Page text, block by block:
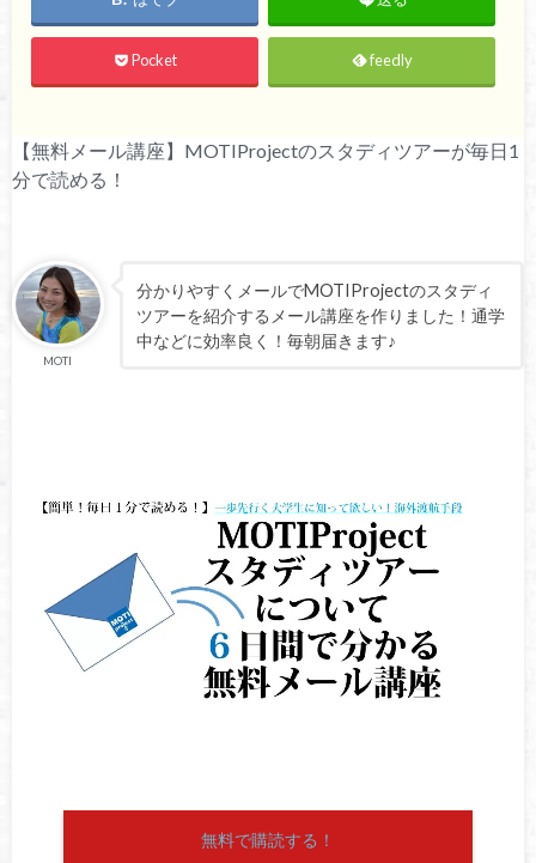
Pocket feedly
【無料メール講座】MOTIProjectのスタディツアーが毎日1
分で読める！
MOTI
分かりやすくメールでMOTIProjectのスタディ
ツアーを紹介するメール講座を作りました！通学
中などに効率良く！毎朝届きます♪
無料で購読する！